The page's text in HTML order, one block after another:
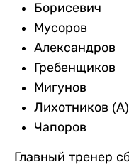
Борисевич
Мусоров
Александров
Гребенщиков
Мигунов
Лихотников (А)
Чапоров
Главный тренер